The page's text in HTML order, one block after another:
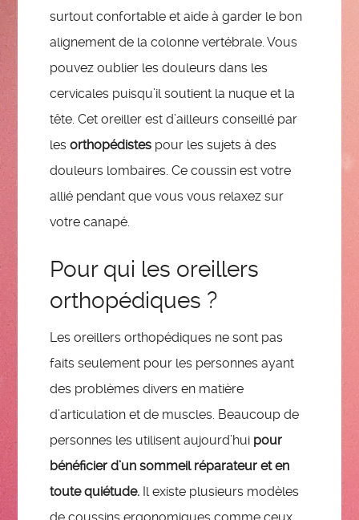
surtout confortable et aide à garder le bon
alignement de la colonne vertébrale. Vous
pouvez oublier les douleurs dans les
cervicales puisqu’il soutient la nuque et la
tête. Cet oreiller est d’ailleurs conseillé par
lesorthopédistes pour les sujets à des
douleurs lombaires. Ce coussin est votre
allié pendant que vous vous relaxez sur
votre canapé.
Pour qui les oreillers
orthopédiques ?
Les oreillers orthopédiques ne sont pas
faits seulement pour les personnes ayant
des problèmes divers en matière
d’articulation et de muscles. Beaucoup de
personnes les utilisent aujourd’hui pour
bénéficier d’un sommeil réparateur et en
toute quiétude. Il existe plusieurs modèles